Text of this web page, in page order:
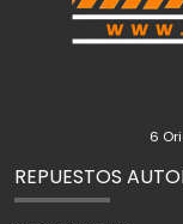
6
REPUESTOS